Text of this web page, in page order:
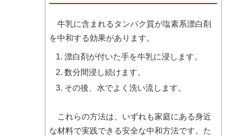
牛乳に含まれるタンパク質が塩素系漂白剤
を中和する効果があります。
漂白剤が付いた手を牛乳に浸します。
数分間浸し続けます。
その後、水でよく洗い流します。
これらの方法は、いずれも家庭にある身近
な材料で実践できる安全な中和方法です。た